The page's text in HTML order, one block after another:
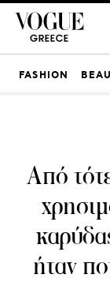
FASHION
Από
ήταν